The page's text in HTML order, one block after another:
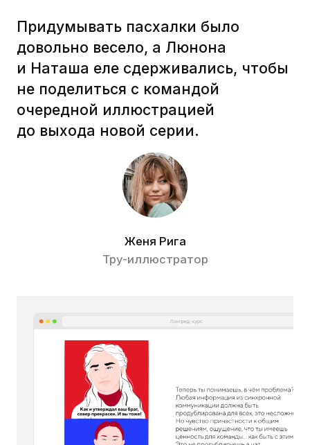
требования, но и сделать красиво.
Нам понравилось :)
Наталья Савченко